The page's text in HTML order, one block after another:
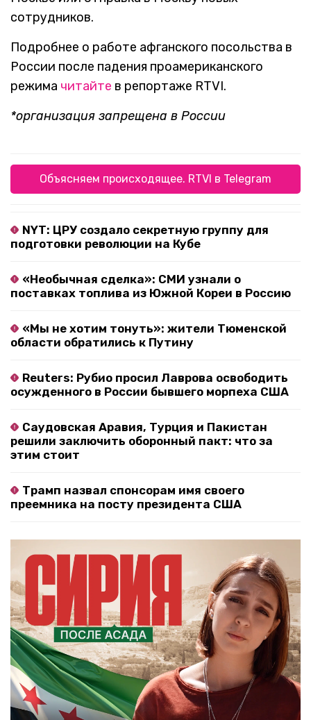
сотрудников.
Подробнее о работе афганского посольства в
России после падения проамериканского
режима читайте в репортаже RTVI.
*организация запрещена в России
Объясняем происходящее. RTVI в Telegram
NYT: ЦРУ создало секретную группу для
подготовки революции на Кубе
«Необычная сделка»: СМИ узнали о
поставках топлива из Южной Кореи в Россию
«Мы не хотим тонуть»: жители Тюменской
области обратились к Путину
Reuters: Рубио просил Лаврова освободить
осужденного в России бывшего морпеха США
Саудовская Аравия, Турция и Пакистан
решили заключить оборонный пакт: что за
этим стоит
Трамп назвал спонсорам имя своего
преемника на посту президента США